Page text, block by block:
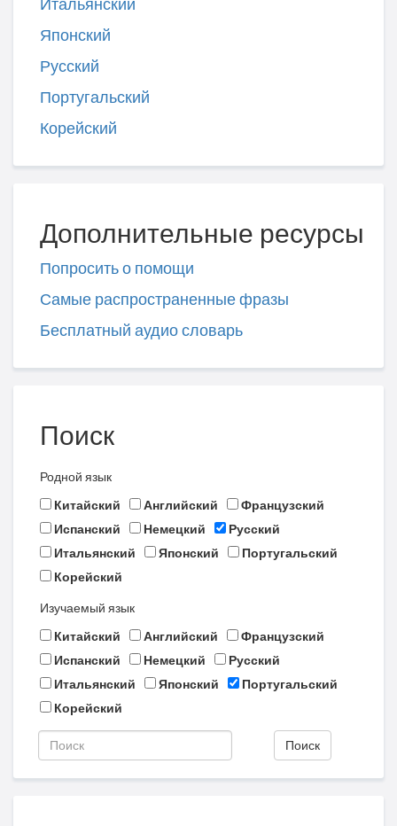
Итальянский
Японский
Русский
Португальский
Корейский
Дополнительные ресурсы
Попросить о помощи
Самые распространенные фразы
Бесплатный аудио словарь
Поиск
Родной язык
Китайский
Английский
Французский
Испанский
Немецкий
Русский
Итальянский
Японский
Португальский
Корейский
Изучаемый язык
Китайский
Английский
Французский
Испанский
Немецкий
Русский
Итальянский
Японский
Португальский
Корейский
Поиск